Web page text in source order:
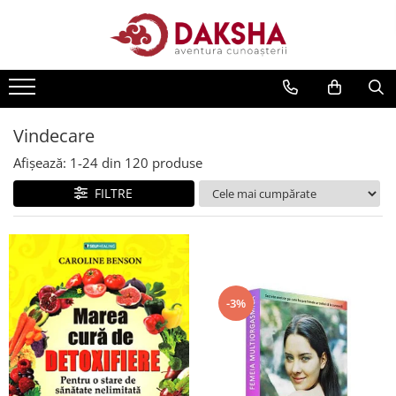
Editura Daksha
Seria David Icke
Seria Immanuel Velikovsky
Dezvăluiri
Spiritualitate
Extratereștrii
OZN
Transformare spirituală
Psihologie
Vindecare
Afișează: 1-24 din 120 produse
FILTRE
-3%